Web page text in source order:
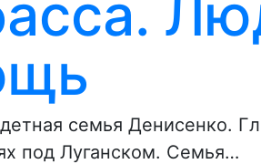
семья Денисенко.
под Луганском. Семья…